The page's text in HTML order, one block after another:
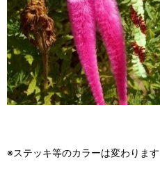
※ステッキ等のカラーは変わります